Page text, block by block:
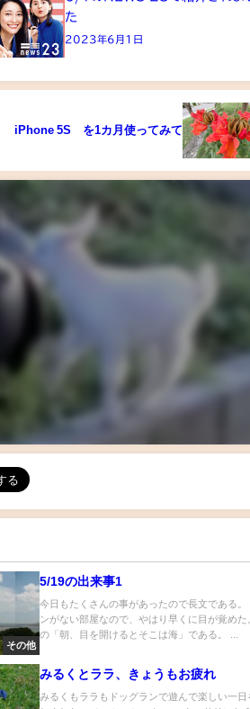
た
2023年6月1日
iPhone 5S を1カ月使ってみて
その他
5/19の出来事1
今日もたくさんの事があったので長文である。
ンがない部屋なので、やはり早くに目が覚めた
の「朝、目を開けるとそこは海」である。 ...
みるくとララ、きょうもお疲れ
みるくもララもドッグランで遊んで楽しい一日